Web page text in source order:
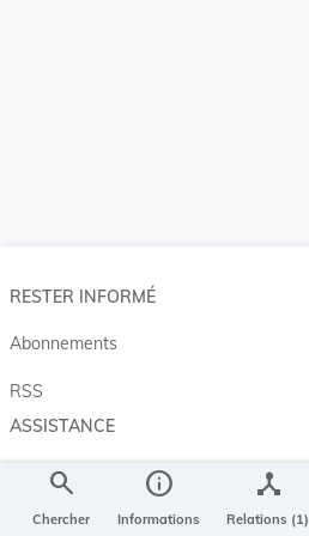
search
Chercher
info
Informations
device_hub
Relations (1)
RESTER INFORMÉ
Abonnements
RSS
ASSISTANCE
Aide et à propos
Projet Casemates